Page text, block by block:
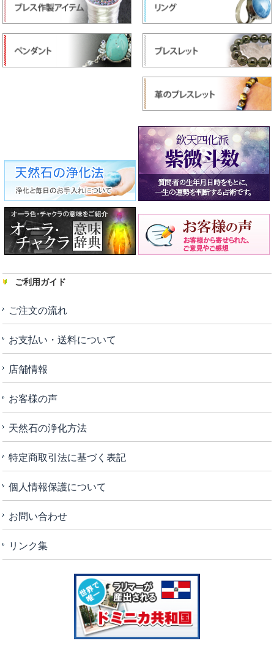
ご利用ガイド
ご注文の流れ
お支払い・送料について
店舗情報
お客様の声
天然石の浄化方法
特定商取引法に基づく表記
個人情報保護について
お問い合わせ
リンク集